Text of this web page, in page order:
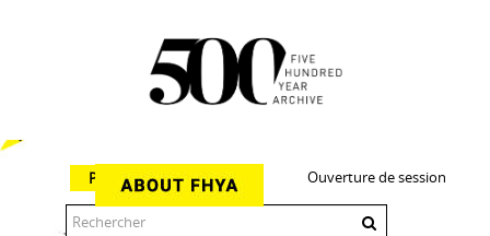
Ouverture de session
Parcourir